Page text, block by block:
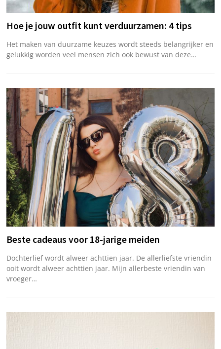
Hoe je jouw outfit kunt verduurzamen: 4 tips
Het maken van duurzame keuzes wordt steeds belangrijker en
gelukkig worden veel mensen zich ook bewust van deze…
Beste cadeaus voor 18-jarige meiden
Dochterlief wordt alweer achttien jaar. De allerliefste vriendin
ooit wordt alweer achttien jaar. Mijn allerbeste vriendin van
vroeger…